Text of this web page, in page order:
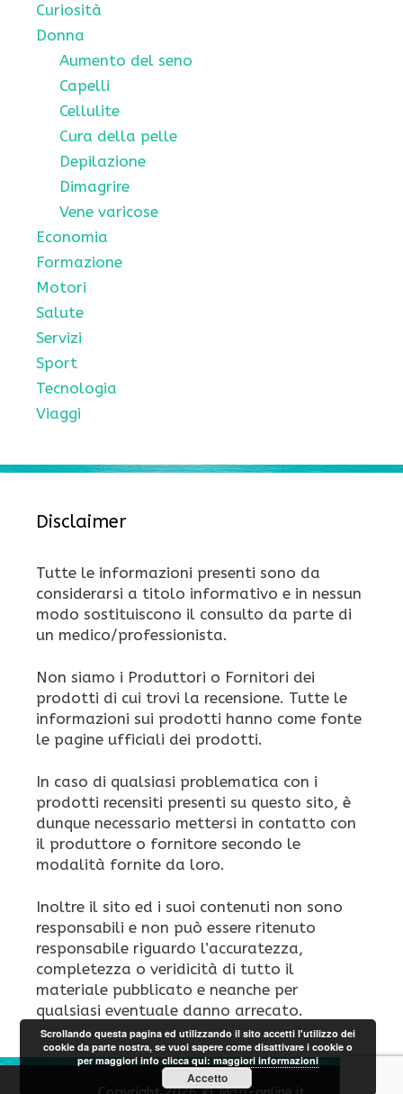
Curiosità
Donna
Aumento del seno
Capelli
Cellulite
Cura della pelle
Depilazione
Dimagrire
Vene varicose
Economia
Formazione
Motori
Salute
Servizi
Sport
Tecnologia
Viaggi
Disclaimer
Tutte le informazioni presenti sono da
considerarsi a titolo informativo e in nessun
modo sostituiscono il consulto da parte di
un medico/professionista.
Non siamo i Produttori o Fornitori dei
prodotti di cui trovi la recensione. Tutte le
informazioni sui prodotti hanno come fonte
le pagine ufficiali dei prodotti.
In caso di qualsiasi problematica con i
prodotti recensiti presenti su questo sito, è
dunque necessario mettersi in contatto con
il produttore o fornitore secondo le
modalità fornite da loro.
Inoltre il sito ed i suoi contenuti non sono
responsabili e non può essere ritenuto
responsabile riguardo l’accuratezza,
completezza o veridicità di tutto il
materiale pubblicato e neanche per
qualsiasi eventuale danno arrecato.
Scrollando questa pagina ed utilizzando il sito accetti l'utilizzo dei
cookie da parte nostra, se vuoi sapere come disattivare i cookie o
per maggiori info clicca qui:maggiori informazioni
Accetto